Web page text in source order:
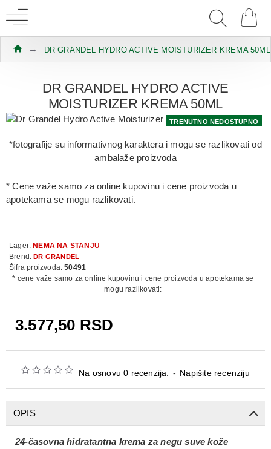
DR GRANDEL HYDRO ACTIVE MOISTURIZER KREMA 50ML
DR GRANDEL HYDRO ACTIVE
MOISTURIZER KREMA 50ML
TRENUTNO NEDOSTUPNO
*fotografije su informativnog karaktera i mogu se razlikovati od
ambalaže proizvoda
* Cene važe samo za online kupovinu i cene proizvoda u
apotekama se mogu razlikovati.
Na osnovu 0 recenzija. - Napišite recenziju
3.577,50 RSD
Lager: NEMA NA STANJU
Brend: DR GRANDEL
Šifra proizvoda: 50491
* cene važe samo za online kupovinu i cene proizvoda u apotekama se
mogu razlikovati:
OPIS
24-časovna hidratantna krema za negu suve kože